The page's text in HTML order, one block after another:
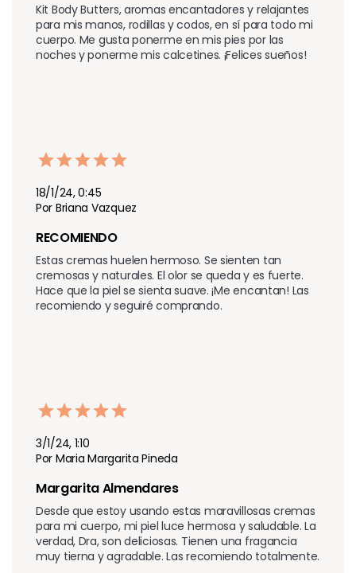
Kit Body Butters, aromas encantadores y relajantes
para mis manos, rodillas y codos, en sí para todo mi
cuerpo. Me gusta ponerme en mis pies por las
noches y ponerme mis calcetines. ¡Felices sueños!
18/1/24, 0:45
Por Briana Vazquez
RECOMIENDO
Estas cremas huelen hermoso. Se sienten tan
cremosas y naturales. El olor se queda y es fuerte.
Hace que la piel se sienta suave. ¡Me encantan! Las
recomiendo y seguiré comprando.
3/1/24, 1:10
Por Maria Margarita Pineda
Margarita Almendares
Desde que estoy usando estas maravillosas cremas
para mi cuerpo, mi piel luce hermosa y saludable. La
verdad, Dra, son deliciosas. Tienen una fragancia
muy tierna y agradable. Las recomiendo totalmente.